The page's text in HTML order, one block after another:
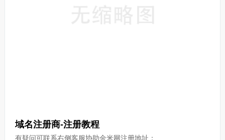
域名注册商-注册教程
有疑问可联系右侧客服协助金米网注册地址：